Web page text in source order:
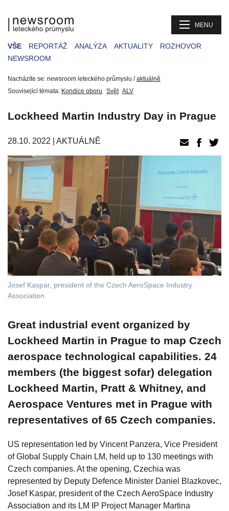
MENU
VŠE REPORTÁŽ ANALÝZA AKTUALITY
ROZHOVOR
NEWSROOM
Nacházíte se: newsroom leteckého průmyslu /aktuálně
Související témata: Kondice oboru Svět ALV
Lockheed Martin Industry Day in Prague
28.10. 2022 | AKTUÁLNĚ
Josef Kaspar, president of the Czech AeroSpace Industry
Association
Great industrial event organized by
Lockheed Martin in Prague to map Czech
aerospace technological capabilities. 24
members (the biggest sofar) delegation
Lockheed Martin, Pratt & Whitney, and
Aerospace Ventures met in Prague with
representatives of 65 Czech companies.
US representation led by Vincent Panzera, Vice President
of Global Supply Chain LM, held up to 130 meetings with
Czech companies. At the opening, Czechia was
represented by Deputy Defence Minister Daniel Blazkovec,
Josef Kaspar, president of the Czech AeroSpace Industry
Association and its LM IP Project Manager Martina